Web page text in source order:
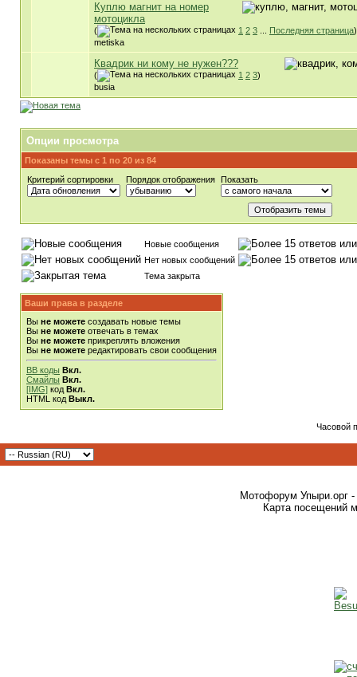
Куплю магнит на номер
мотоцикла
( 1 2 3 Последняя страница)
metiska
Квадрик ни кому не нужен???
( 1 2 3)
busia
Опции просмотра
Показаны темы с 1 по 20 из 84
Критерий сортировки
Порядок отображения Показать
Новые сообщения
Нет новых сообщений
Тема закрыта
Ваши права в разделе
Вы не можете создавать новые темы
Вы не можете отвечать в темах
Вы не можете прикреплять вложения
Вы не можете редактировать свои сообщения
BB коды Вкл.
Смайлы Вкл.
[IMG] код Вкл.
HTML код Выкл.
Часовой
Мотофорум Упыри.орг -
Карта посещений